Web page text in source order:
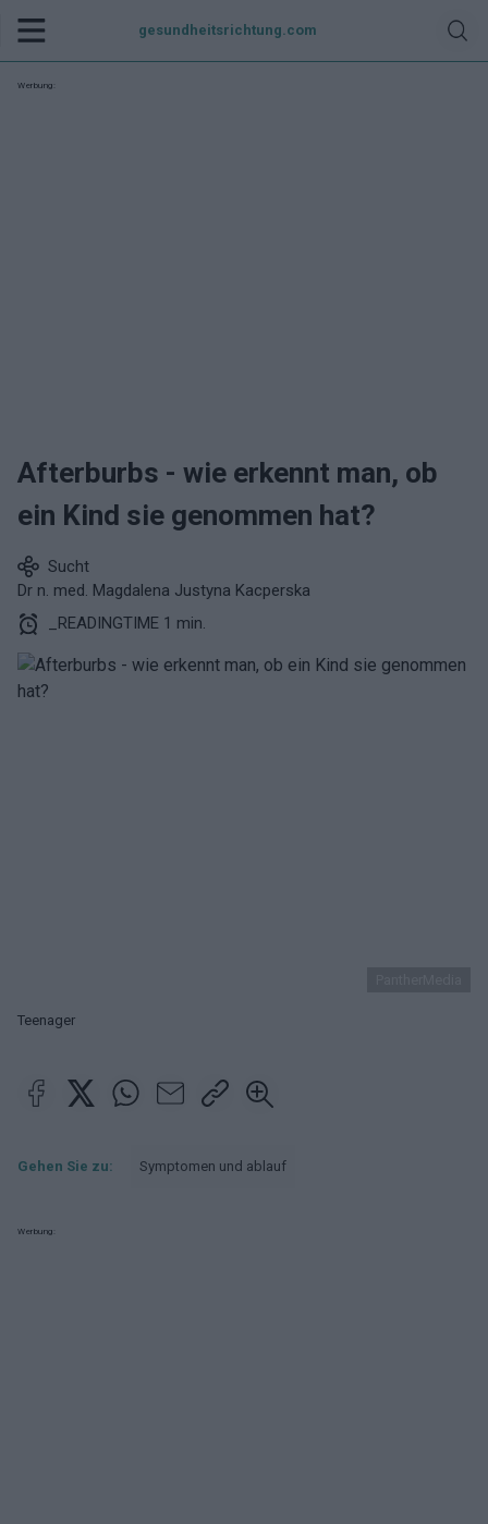
gesundheitsrichtung.com
Werbung:
Afterburbs - wie erkennt man, ob
ein Kind sie genommen hat?
Sucht
Dr n. med. Magdalena Justyna Kacperska
_READINGTIME 1 min.
Teenager
Gehen Sie zu: Symptomen und ablauf
Werbung: